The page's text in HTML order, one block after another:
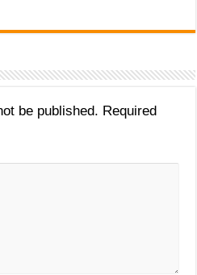
be published. Required